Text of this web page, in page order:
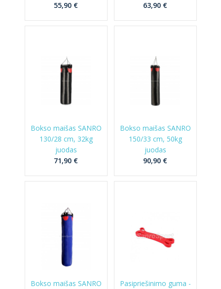
55,90 €
63,90 €
Bokso maišas SANRO
130/28 cm, 32kg
juodas
71,90 €
Bokso maišas SANRO
150/33 cm, 50kg
juodas
90,90 €
Bokso maišas SANRO
Pasipriešinimo guma -